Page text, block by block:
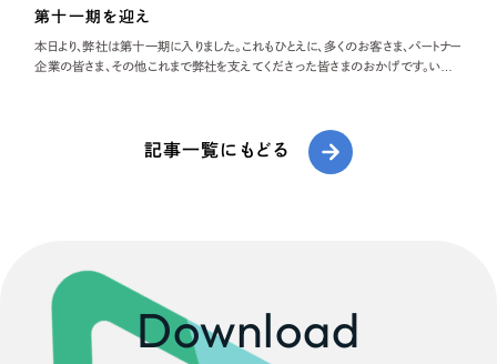
第十一期を迎え
本日より、弊社は第十一期に入りました。これもひとえに、多くのお客さま、パートナー
企業の皆さま、その他これまで弊社を支えてくださった皆さまのおかげです。いつ
記事一覧にもどる
Download